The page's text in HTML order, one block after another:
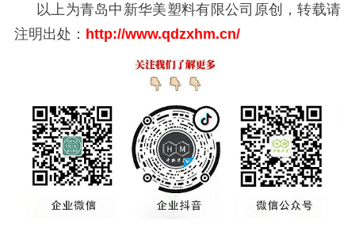
以上为青岛中新华美塑料有限公司原创，转载请
注明出处： http://www.qdzxhm.cn/